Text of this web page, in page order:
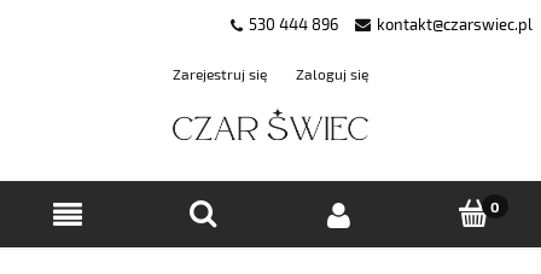
530 444 896 kontakt@czarswiec.pl
Zarejestruj się Zaloguj się